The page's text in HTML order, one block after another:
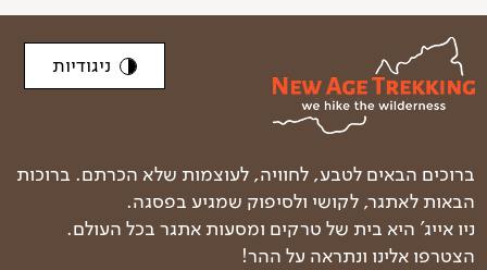
ברוכים הבאים לטבע, לחוויה, לעוצמות שלא הכרתם. ברוכות
הבאות לאתגר, לקושי ולסיפוק שמגיע בפסגה.
ניו אייג' היא בית של טרקים ומסעות אתגר בכל העולם.
הצטרפו אלינו ונתראה על ההר!
ניגודיות